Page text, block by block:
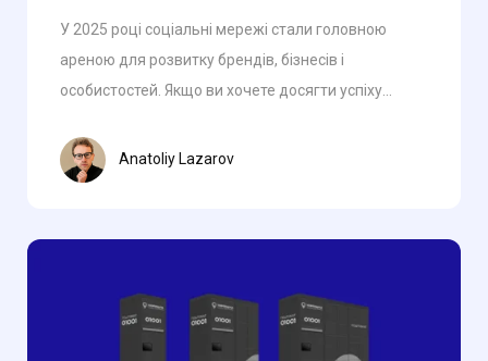
У 2025 році соціальні мережі стали головною
ареною для розвитку брендів, бізнесів і
особистостей. Якщо ви хочете досягти успіху...
Anatoliy Lazarov